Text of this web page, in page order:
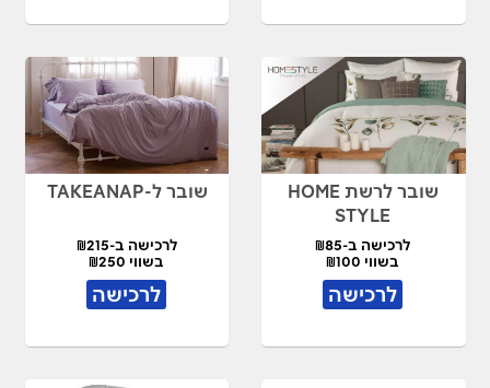
שובר לרשת HOME
STYLE
לרכישה ב-₪85
בשווי ₪100
לרכישה
שובר ל-TAKEANAP
לרכישה ב-₪215
בשווי ₪250
לרכישה